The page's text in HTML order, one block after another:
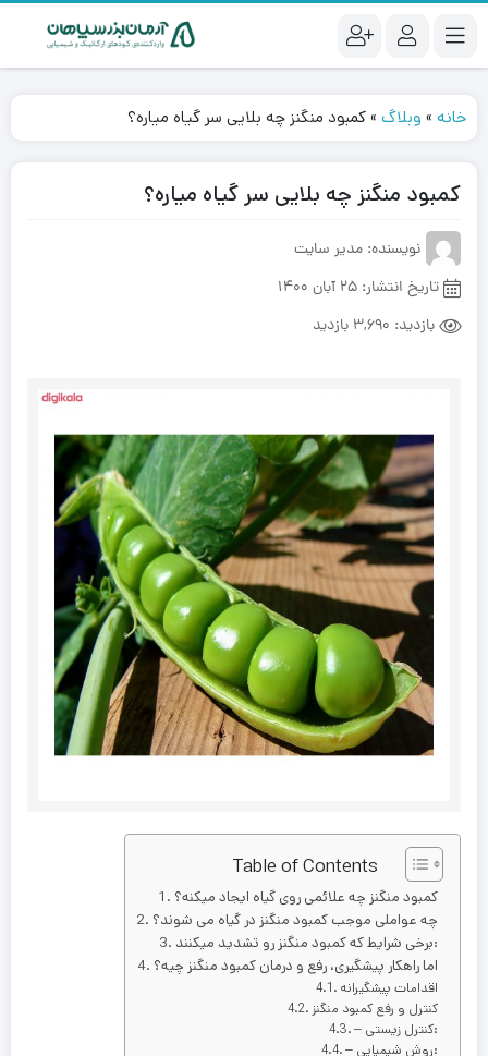
خانه » وبلاگ »کمبود منگنز چه بلایی سر گیاه میاره؟
کمبود منگنز چه بلایی سر گیاه میاره؟
نویسنده: مدیر سایت
تاریخ انتشار: 25 آبان 1400
بازدید: 3,690 بازدید
Table of Contents
کمبود منگنز چه علائمی روی گیاه ایجاد می­کنه؟
چه عواملی موجب کمبود منگنز در گیاه می شوند؟
برخی شرایط که کمبود منگنز رو تشدید می­کنند:
اما راهکار پیشگیری، رفع و درمان کمبود منگنز چیه؟
اقدامات پیشگیرانه
کنترل و رفع کمبود منگنز
– کنترل زیستی:
– روش شیمیایی: